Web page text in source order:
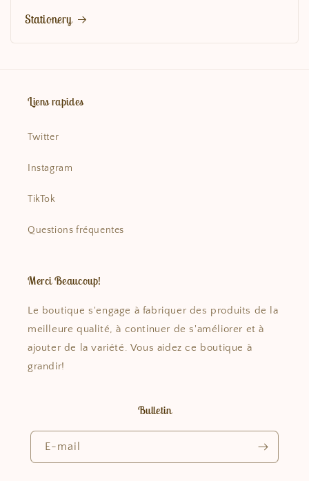
Stationery
Liens rapides
Twitter
Instagram
TikTok
Questions fréquentes
Merci Beaucoup!
Le boutique s'engage à fabriquer des produits de la
meilleure qualité, à continuer de s'améliorer et à
ajouter de la variété. Vous aidez ce boutique à
grandir!
Bulletin
E-mail